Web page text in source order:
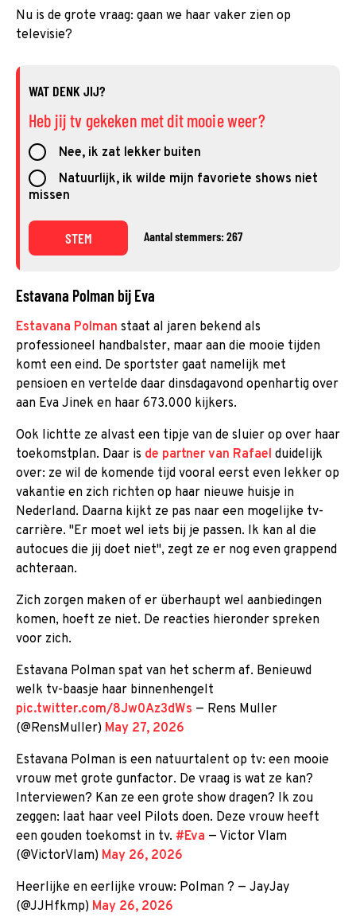
Nu is de grote vraag: gaan we haar vaker zien op
televisie?
WAT DENK JIJ?
Heb jij tv gekeken met dit mooie weer?
Nee, ik zat lekker buiten
Natuurlijk, ik wilde mijn favoriete shows niet
missen
STEM Aantal stemmers: 267
Estavana Polman bij Eva
Estavana Polman staat al jaren bekend als
professioneel handbalster, maar aan die mooie tijden
komt een eind. De sportster gaat namelijk met
pensioen en vertelde daar dinsdagavond openhartig over
aan Eva Jinek en haar 673.000 kijkers.
Ook lichtte ze alvast een tipje van de sluier op over haar
toekomstplan. Daar is de partner van Rafael duidelijk
over: ze wil de komende tijd vooral eerst even lekker op
vakantie en zich richten op haar nieuwe huisje in
Nederland. Daarna kijkt ze pas naar een mogelijke tv-
carrière. "Er moet wel iets bij je passen. Ik kan al die
autocues die jij doet niet", zegt ze er nog even grappend
achteraan.
Zich zorgen maken of er überhaupt wel aanbiedingen
komen, hoeft ze niet. De reacties hieronder spreken
voor zich.
Estavana Polman spat van het scherm af. Benieuwd
welk tv-baasje haar binnenhengelt
pic.twitter.com/8Jw0Az3dWs — Rens Muller
(@RensMuller) May 27, 2026
Estavana Polman is een natuurtalent op tv: een mooie
vrouw met grote gunfactor. De vraag is wat ze kan?
Interviewen? Kan ze een grote show dragen? Ik zou
zeggen: laat haar veel Pilots doen. Deze vrouw heeft
een gouden toekomst in tv. #Eva — Victor Vlam
(@VictorVlam) May 26, 2026
Heerlijke en eerlijke vrouw: Polman ? — JayJay
(@JJHfkmp) May 26, 2026